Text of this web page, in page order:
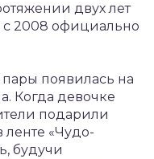
двух лет
с 2008 официально
появилась на
Когда девочке
подарили
ленте «Чудо-
будучи